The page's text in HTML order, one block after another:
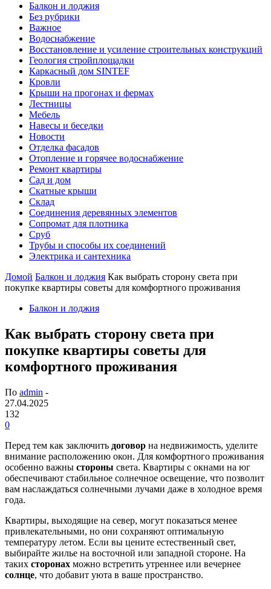
Балкон и лоджия
Без рубрики
Важное
Водоснабжение
Восстановление и усиление строительных конструкций
Геология стройплощадки
Каркасный дом SINTEF
Кровли
Крыши на прогонах и фермах
Лестницы
Мебель
Навесы и беседки
Новости
Отделка фасадов
Отопление и горячее водоснабжение
Ремонт квартиры
Сад и дом
Скатные крыши
Склад
Соединения деревянных элементов
Сопромат для плотника
Сруб
Трубы и способы их соединений
Электрика и сантехника
Домой Балкон и лоджия Как выбрать сторону света при
покупке квартиры советы для комфортного проживания
Балкон и лоджия
Как выбрать сторону света при
покупке квартиры советы для
комфортного проживания
По admin -
27.04.2025
132
0
Перед тем как заключить договор на недвижимость, уделите
внимание расположению окон. Для комфортного проживания
особенно важны стороны света. Квартиры с окнами на юг
обеспечивают стабильное солнечное освещение, что позволит
вам наслаждаться солнечными лучами даже в холодное время
года.
Квартиры, выходящие на север, могут показаться менее
привлекательными, но они сохраняют оптимальную
температуру летом. Если вы цените естественный свет,
выбирайте жилье на восточной или западной стороне. На
таких сторонах можно встретить утреннее или вечернее
солнце, что добавит уюта в ваше пространство.